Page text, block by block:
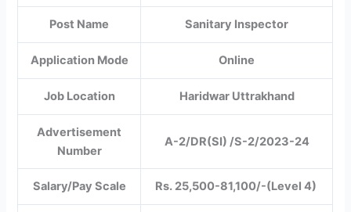
Post Name Sanitary Inspector
Application Mode Online
Job Location Haridwar Uttrakhand
Advertisement
Number
A-2/DR(SI) /S-2/2023-24
Salary/Pay Scale Rs. 25,500-81,100/-(Level 4)